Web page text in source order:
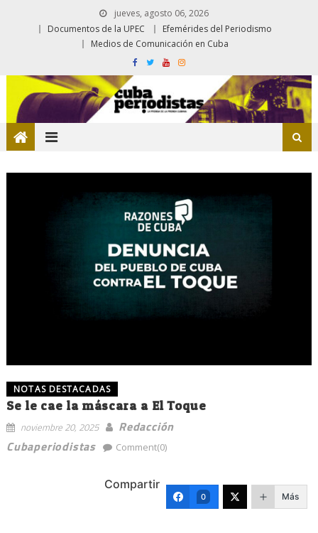
jueves, agosto 06, 2026
Documentos de la UPEC
Efemérides del Periodismo
Medios de Comunicación en Cuba
NOTAS DESTACADAS
Se le cae la máscara a El Toque
noviembre 20, 2025
Redacción
Cubaperiodistas
Comment(0)
Compartir
0 Más